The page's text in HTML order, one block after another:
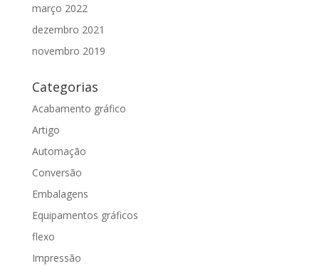
março 2022
dezembro 2021
novembro 2019
Categorias
Acabamento gráfico
Artigo
Automação
Conversão
Embalagens
Equipamentos gráficos
flexo
Impressão